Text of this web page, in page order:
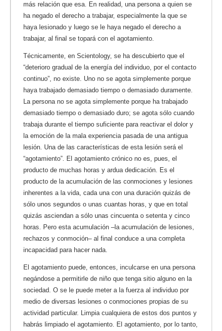
más relación que esa. En realidad, una persona a quien se
ha negado el derecho a trabajar, especialmente la que se
haya lesionado y luego se le haya negado el derecho a
trabajar, al final se topará con el agotamiento.
Técnicamente, en Scientology, se ha descubierto que el
“deterioro gradual de la energía del individuo, por el contacto
continuo”, no existe. Uno no se agota simplemente porque
haya trabajado demasiado tiempo o demasiado duramente.
La persona no se agota simplemente porque ha trabajado
demasiado tiempo o demasiado duro; se agota sólo cuando
trabaja durante el tiempo suficiente para reactivar el dolor y
la emoción de la mala experiencia pasada de una antigua
lesión. Una de las características de esta lesión será el
“agotamiento”. El agotamiento crónico no es, pues, el
producto de muchas horas y ardua dedicación. Es el
producto de la acumulación de las conmociones y lesiones
inherentes a la vida, cada una con una duración quizás de
sólo unos segundos o unas cuantas horas, y que en total
quizás asciendan a sólo unas cincuenta o setenta y cinco
horas. Pero esta acumulación –la acumulación de lesiones,
rechazos y conmoción– al final conduce a una completa
incapacidad para hacer nada.
El agotamiento puede, entonces, inculcarse en una persona
negándose a permitirle de niño que tenga sitio alguno en la
sociedad. O se le puede meter a la fuerza al individuo por
medio de diversas lesiones o conmociones propias de su
actividad particular. Limpia cualquiera de estos dos puntos y
habrás limpiado el agotamiento. El agotamiento, por lo tanto,